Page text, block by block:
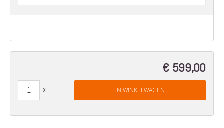
€ 599,00
IN WINKELWAGEN